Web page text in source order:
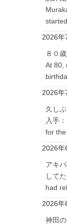
2026年
８０
At 80,
2026年
久し
入手
for
2026年
アキ
して
had
2026年
神田